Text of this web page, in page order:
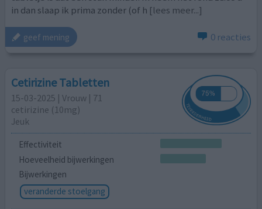
in dan slaap ik prima zonder (of h [lees meer...]
geef mening 0 reacties
Cetirizine Tabletten
15-03-2025 | Vrouw | 71
cetirizine (10mg)
Jeuk
Effectiviteit
Hoeveelheid bijwerkingen
Bijwerkingen
veranderde stoelgang